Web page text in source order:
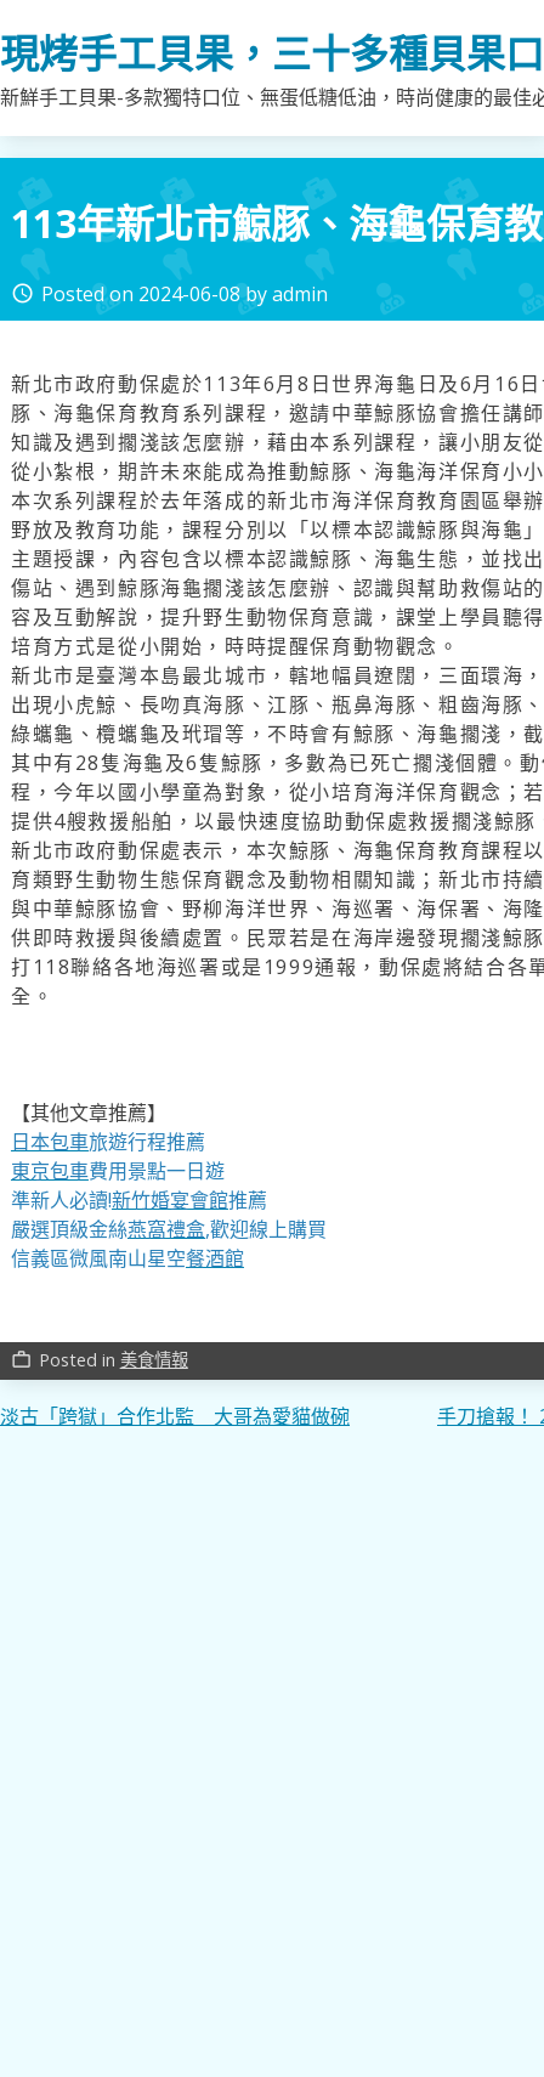
to
content
現烤手工貝果，三十多種貝果
新鮮手工貝果-多款獨特口位、無蛋低糖低油，時尚健康的最
113年新北市鯨豚、海龜保育
access_time Posted on 2024-06-08byadmin
新北市政府動保處於113年6月8日世界海龜日及6月16
豚、海龜保育教育系列課程，邀請中華鯨豚協會擔任講
知識及遇到擱淺該怎麼辦，藉由本系列課程，讓小朋友
從小紮根，期許未來能成為推動鯨豚、海龜海洋保育小
本次系列課程於去年落成的新北市海洋保育教育園區舉
野放及教育功能，課程分別以「以標本認識鯨豚與海龜
主題授課，內容包含以標本認識鯨豚、海龜生態，並找
傷站、遇到鯨豚海龜擱淺該怎麼辦、認識與幫助救傷站
容及互動解說，提升野生動物保育意識，課堂上學員聽
培育方式是從小開始，時時提醒保育動物觀念。
新北市是臺灣本島最北城市，轄地幅員遼闊，三面環海
出現小虎鯨、長吻真海豚、江豚、瓶鼻海豚、粗齒海豚
綠蠵龜、欖蠵龜及玳瑁等，不時會有鯨豚、海龜擱淺，
其中有28隻海龜及6隻鯨豚，多數為已死亡擱淺個體。
程，今年以國小學童為對象，從小培育海洋保育觀念；
提供4艘救援船舶，以最快速度協助動保處救援擱淺鯨
新北市政府動保處表示，本次鯨豚、海龜保育教育課程
育類野生動物生態保育觀念及動物相關知識；新北市持
與中華鯨豚協會、野柳海洋世界、海巡署、海保署、海
供即時救援與後續處置。民眾若是在海岸邊發現擱淺鯨
打118聯絡各地海巡署或是1999通報，動保處將結合各
全。
【其他文章推薦】
日本包車旅遊行程推薦
東京包車費用景點一日遊
準新人必讀!新竹婚宴會館推薦
嚴選頂級金絲燕窩禮盒,歡迎線上購買
信義區微風南山星空餐酒館
work_outline Posted in 美食情報
文
淡古「跨獄」合作北監 大哥為愛貓做碗 手刀搶報！